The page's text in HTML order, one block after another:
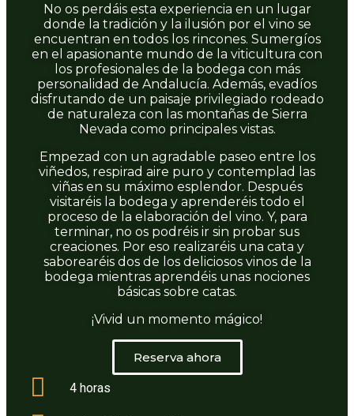
No os perdáis esta experiencia en un lugar
donde la tradición y la ilusión por el vino se
encuentran en todos los rincones. Sumergíos
en el apasionante mundo de la viticultura con
los profesionales de la bodega con más
personalidad de Andalucía. Además, evadíos
disfrutando de un paisaje privilegiado rodeado
de naturaleza con las montañas de Sierra
Nevada como principales vistas.
Empezad con un agradable paseo entre los
viñedos, respirad aire puro y contemplad las
viñas en su máximo esplendor. Después
visitaréis la bodega y aprenderéis todo el
proceso de la elaboración del vino. Y, para
terminar, no os podréis ir sin probar sus
creaciones. Por eso realizaréis una cata y
saborearéis dos de los deliciosos vinos de la
bodega mientras aprendéis unas nociones
básicas sobre catas.
¡Vivid un momento mágico!
Reserva ahora
4 horas